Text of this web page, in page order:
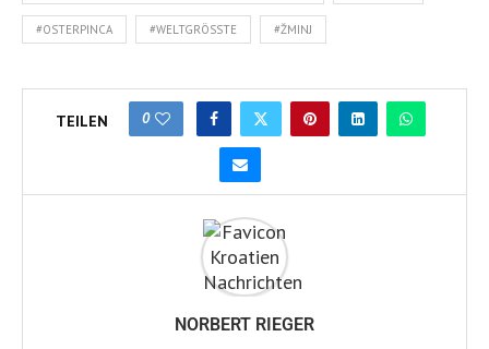
#OSTERPINCA #WELTGRÖSSTE #ŽMINJ
TEILEN 0
NORBERT RIEGER